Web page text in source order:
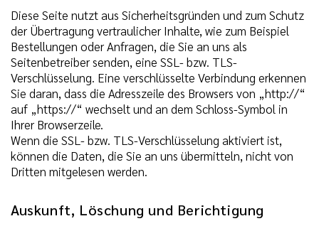
Diese Seite nutzt aus Sicherheitsgründen und zum Schutz
der Übertragung vertraulicher Inhalte, wie zum Beispiel
Bestellungen oder Anfragen, die Sie an uns als
Seitenbetreiber senden, eine SSL- bzw. TLS-
Verschlüsselung. Eine verschlüsselte Verbindung erkennen
Sie daran, dass die Adresszeile des Browsers von „http://“
auf „https://“ wechselt und an dem Schloss-Symbol in
Ihrer Browserzeile.
Wenn die SSL- bzw. TLS-Verschlüsselung aktiviert ist,
können die Daten, die Sie an uns übermitteln, nicht von
Dritten mitgelesen werden.
Auskunft, Löschung und Berichtigung